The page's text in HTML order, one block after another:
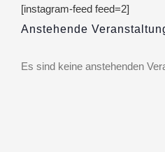
[instagram-feed feed=2]
Anstehende
Es sind keine anstehenden